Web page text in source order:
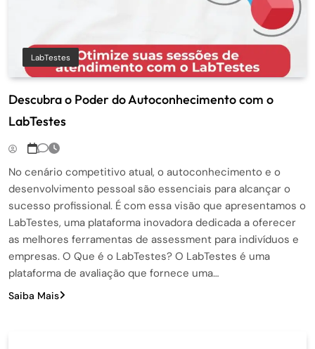
LabTestes
Descubra o Poder do Autoconhecimento com o
LabTestes
No cenário competitivo atual, o autoconhecimento e o
desenvolvimento pessoal são essenciais para alcançar o
sucesso profissional. É com essa visão que apresentamos o
LabTestes, uma plataforma inovadora dedicada a oferecer
as melhores ferramentas de assessment para indivíduos e
empresas. O Que é o LabTestes? O LabTestes é uma
plataforma de avaliação que fornece uma…
Saiba Mais